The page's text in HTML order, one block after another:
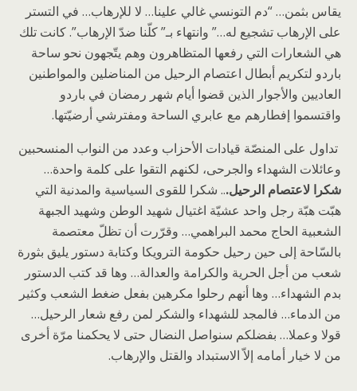
يقاس بثمن… “دم التونسي غالي علينا… لا للإرهاب… في التستر
على الإرهاب تشجيع له…” وانتهاء بـ” كلّنا ضدّ الإرهاب”. كانت تلك
هي الشعارات التي رفعها المتظاهرون وهم يتّجهون نحو ساحة
باردو لتكريم أبطال اعتصام الرحيل من المناضلين والمواطنين
العاديين والأجوار الذين قضوا أيام شهر رمضان في باردو
واقتسموا إفطارهم مع عابري الساحة ومفترشي أرضيّتها.
تداول على المنصّة قيادات الأحزاب وعدد من النواب المنسحبين
وعائلات الشهداء والجرحى، لكنهم التقوا على كلمة واحدة…
شكرا لاعتصام الرحيل... شكرا للقوى السياسية والمدنية التي
هبّت هبّة رجل واحد عشيّة اغتيال شهيد الوطن وشهيد الجبهة
الشعبية الحاج محمد البراهمي… وقرّرت أن تظلّ معتصمة
بالسّاحة إلى حين رحيل حكومة الترويكا وكتابة دستور يليق بثورة
شعب من أجل الحرية والكرامة والعدالة… وها قد كتب الدستور
بدم الشهداء… وها أنهم رحلوا مكرهين بفعل ضغط الشعب وكثير
من الدماء… فالمجد للشهداء والشكر لمن رفع شعار الرحيل…
قولا وعملا… بفضلكم سنواصل النضال حتى لا يحكمنا مرّة أخرى
من لا خيار أمامه إلاّ الاستبداد والقتل والإرهاب.